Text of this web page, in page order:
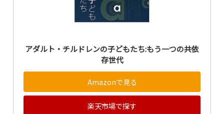
アダルト・チルドレンの子どもたち:もう一つの共依
存世代
Amazonで見る
楽天市場で探す